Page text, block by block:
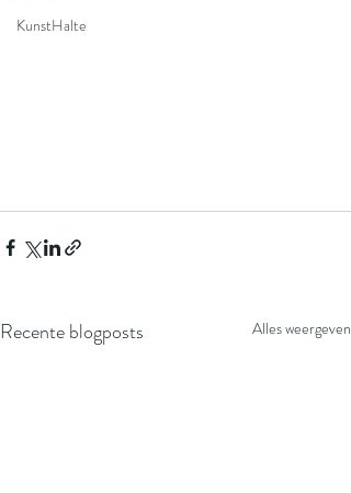
KunstHalte
Recente blogposts Alles weergeven